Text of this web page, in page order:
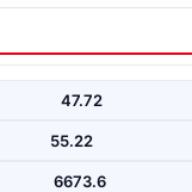
platformu İle
Adresi Ve
insanların güvenli bir
47.72
55.22
6673.6